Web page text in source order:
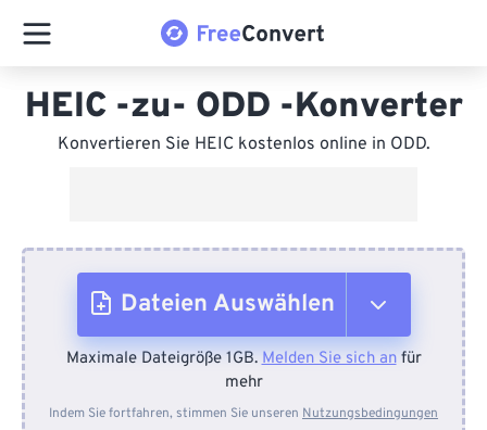
HEIC -zu- ODD -Konverter
Konvertieren Sie HEIC kostenlos online in ODD.
Dateien Auswählen
Vom Gerät
Maximale Dateigröße 1GB.Melden Sie sich anfür
mehr
Indem Sie fortfahren, stimmen Sie unseren Nutzungsbedingungen